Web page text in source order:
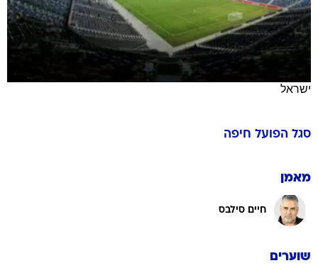
ישראל
סגל הפועל חיפה
מאמן
חיים סילבס
שוערים